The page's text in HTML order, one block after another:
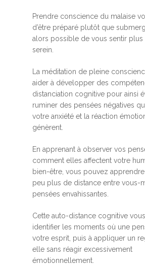
Prendre conscience du malaise
d’être préparé plutôt que
alors possible de vous sentir plus
serein.
La méditation de pleine
aider à développer des
distanciation cognitive pour ainsi
ruminer des pensées négatives
votre anxiété et la réaction
génèrent.
En apprenant à observer vos
comment elles affectent votre
bien-être, vous pouvez
peu plus de distance entre vous-
pensées envahissantes.
Cette auto-distance cognitive
identifier les moments où une
votre esprit, puis à appliquer un
elle sans réagir excessivement
émotionnellement.